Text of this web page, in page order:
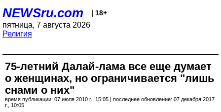
NEWSru.com | 18+
пятница, 7 августа 2026
Религия
75-летний Далай-лама все еще думает
о женщинах, но ограничивается "лишь
снами о них"
время публикации: 07 июля 2010 г., 15:05 | последнее обновление: 07 декабря 2017
г., 10:05